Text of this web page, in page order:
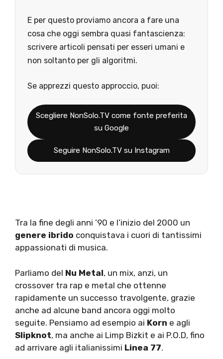
E per questo proviamo ancora a fare una
cosa che oggi sembra quasi fantascienza:
scrivere articoli pensati per esseri umani e
non soltanto per gli algoritmi.
Se apprezzi questo approccio, puoi:
Scegliere NonSolo.TV come fonte preferita
su Google
Seguire NonSolo.TV su Instagram
Tra la fine degli anni ’90 e l’inizio del 2000 un
genere ibrido conquistava i cuori di tantissimi
appassionati di musica.
Parliamo del Nu Metal, un mix, anzi, un
crossover tra rap e metal che ottenne
rapidamente un successo travolgente, grazie
anche ad alcune band ancora oggi molto
seguite. Pensiamo ad esempio ai Korn e agli
Slipknot, ma anche ai Limp Bizkit e ai P.O.D, fino
ad arrivare agli italianissimi Linea 77.